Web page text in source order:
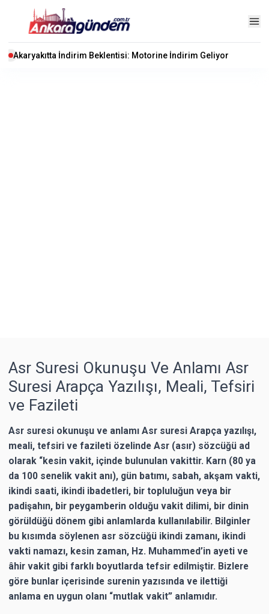
Akaryakıtta İndirim Beklentisi: Motorine İndirim Geliyor
Asr Suresi Okunuşu Ve Anlamı Asr
Suresi Arapça Yazılışı, Meali, Tefsiri
ve Fazileti
Asr suresi okunuşu ve anlamı Asr suresi Arapça yazılışı,
meali, tefsiri ve fazileti özelinde Asr (asır) sözcüğü ad
olarak “kesin vakit, içinde bulunulan vakittir. Karn (80 ya
da 100 senelik vakit anı), gün batımı, sabah, akşam vakti,
ikindi saati, ikindi ibadetleri, bir topluluğun veya bir
padişahın, bir peygamberin olduğu vakit dilimi, bir dinin
görüldüğü dönem gibi anlamlarda kullanılabilir. Bilginler
bu kısımda söylenen asr sözcüğü ikindi zamanı, ikindi
vakti namazı, kesin zaman, Hz. Muhammed’in ayeti ve
âhir vakit gibi farklı boyutlarda tefsir edilmiştir. Bizlere
göre bunlar içerisinde surenin yazısında ve ilettiği
anlama en uygun olanı “mutlak vakit” anlamıdır.